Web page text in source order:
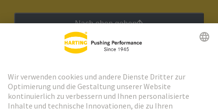
Nach oben gehen